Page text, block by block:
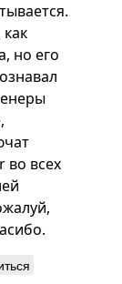
но его
во всех